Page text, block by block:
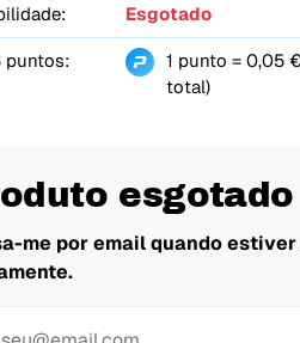
Esgotado
puntos:
1 punto = 0,05
total)
esgotado
me por email quando